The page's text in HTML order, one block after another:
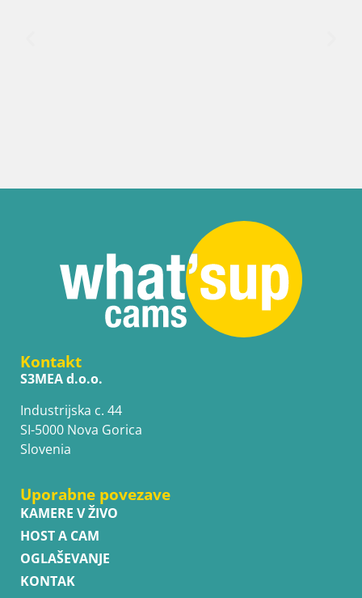
Kontakt
S3MEA d.o.o.
Industrijska c. 44
SI-5000 Nova Gorica
Slovenia
Uporabne povezave
KAMERE V ŽIVO
HOST A CAM
OGLAŠEVANJE
KONTAK